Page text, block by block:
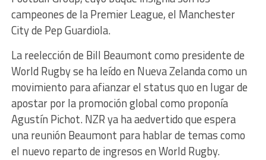
campeones de la Premier League, el Manchester
City de Pep Guardiola.
La reelección de Bill Beaumont como presidente de
World Rugby se ha leído en Nueva Zelanda como un
movimiento para afianzar el status quo en lugar de
apostar por la promoción global como proponía
Agustín Pichot. NZR ya ha aedvertido que espera
una reunión Beaumont para hablar de temas como
el nuevo reparto de ingresos en World Rugby.